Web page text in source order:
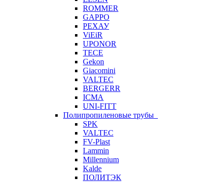
ROMMER
GAPPO
РЕХАУ
ViEiR
UPONOR
TECE
Gekon
Giacomini
VALTEC
BERGERR
ICMA
UNI-FITT
Полипропиленовые трубы
SPK
VALTEC
FV-Plast
Lammin
Millennium
Kalde
ПОЛИТЭК